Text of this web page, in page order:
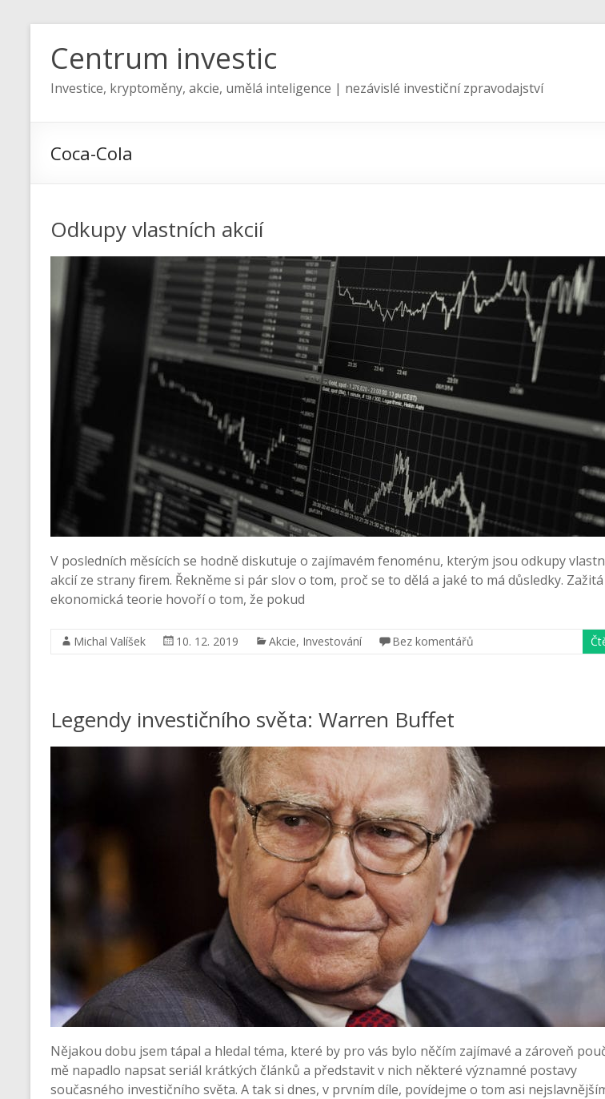
Centrum investic
Investice, kryptoměny, akcie, umělá inteligence | nezávislé investiční zpravodajství
Coca-Cola
Odkupy vlastních akcií
V posledních měsících se hodně diskutuje o zajímavém fenoménu, kterým jsou odkupy
akcií ze strany firem. Řekněme si pár slov o tom, proč se to dělá a jaké to má důsledky. Zažitá
ekonomická teorie hovoří o tom, že pokud
Michal Valíšek 10. 12. 2019 Akcie, Investování Bez komentářů
Legendy investičního světa: Warren Buffet
Nějakou dobu jsem tápal a hledal téma, které by pro vás bylo něčím zajímavé a zároveň
mě napadlo napsat seriál krátkých článků a představit v nich některé významné postavy
současného investičního světa. A tak si dnes, v prvním díle, povídejme o tom asi